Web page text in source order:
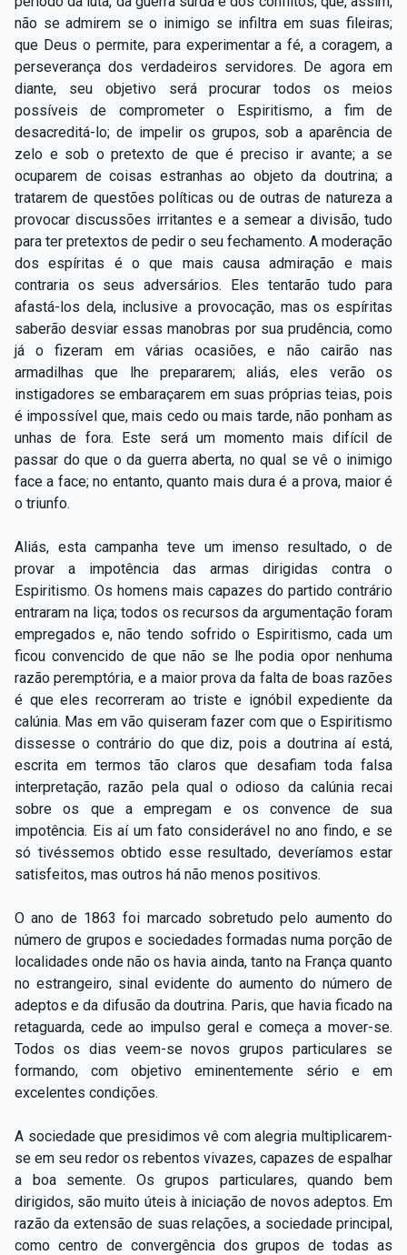
não se admirem se o inimigo se infiltra em suas fileiras;
que Deus o permite, para experimentar a fé, a coragem, a
perseverança dos verdadeiros servidores. De agora em
diante, seu objetivo será procurar todos os meios
possíveis de comprometer o Espiritismo, a fim de
desacreditá-lo; de impelir os grupos, sob a aparência de
zelo e sob o pretexto de que é preciso ir avante; a se
ocuparem de coisas estranhas ao objeto da doutrina; a
tratarem de questões políticas ou de outras de natureza a
provocar discussões irritantes e a semear a divisão, tudo
para ter pretextos de pedir o seu fechamento. A moderação
dos espíritas é o que mais causa admiração e mais
contraria os seus adversários. Eles tentarão tudo para
afastá-los dela, inclusive a provocação, mas os espíritas
saberão desviar essas manobras por sua prudência, como
já o fizeram em várias ocasiões, e não cairão nas
armadilhas que lhe prepararem; aliás, eles verão os
instigadores se embaraçarem em suas próprias teias, pois
é impossível que, mais cedo ou mais tarde, não ponham as
unhas de fora. Este será um momento mais difícil de
passar do que o da guerra aberta, no qual se vê o inimigo
face a face; no entanto, quanto mais dura é a prova, maior é
o triunfo.
Aliás, esta campanha teve um imenso resultado, o de
provar a impotência das armas dirigidas contra o
Espiritismo. Os homens mais capazes do partido contrário
entraram na liça; todos os recursos da argumentação foram
empregados e, não tendo sofrido o Espiritismo, cada um
ficou convencido de que não se lhe podia opor nenhuma
razão peremptória, e a maior prova da falta de boas razões
é que eles recorreram ao triste e ignóbil expediente da
calúnia. Mas em vão quiseram fazer com que o Espiritismo
dissesse o contrário do que diz, pois a doutrina aí está,
escrita em termos tão claros que desafiam toda falsa
interpretação, razão pela qual o odioso da calúnia recai
sobre os que a empregam e os convence de sua
impotência. Eis aí um fato considerável no ano findo, e se
só tivéssemos obtido esse resultado, deveríamos estar
satisfeitos, mas outros há não menos positivos.
O ano de 1863 foi marcado sobretudo pelo aumento do
número de grupos e sociedades formadas numa porção de
localidades onde não os havia ainda, tanto na França quanto
no estrangeiro, sinal evidente do aumento do número de
adeptos e da difusão da doutrina. Paris, que havia ficado na
retaguarda, cede ao impulso geral e começa a mover-se.
Todos os dias veem-se novos grupos particulares se
formando, com objetivo eminentemente sério e em
excelentes condições.
A sociedade que presidimos vê com alegria multiplicarem-
se em seu redor os rebentos vivazes, capazes de espalhar
a boa semente. Os grupos particulares, quando bem
dirigidos, são muito úteis à iniciação de novos adeptos. Em
razão da extensão de suas relações, a sociedade principal,
como centro de convergência dos grupos de todas as